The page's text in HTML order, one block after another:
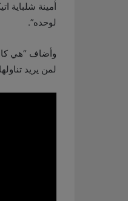
أمينة شلباية
لوحده”.
وأضاف “هي
لمن يريد